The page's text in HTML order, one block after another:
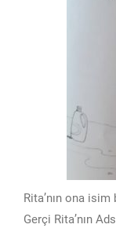
Rita’nın ona
Gerçi Rita’nın